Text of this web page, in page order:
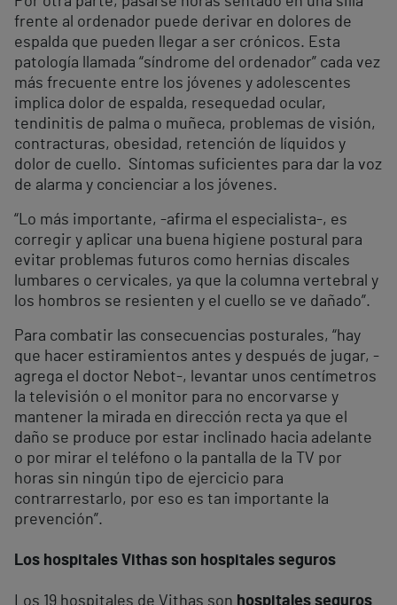
frente al ordenador puede derivar en dolores de
espalda que pueden llegar a ser crónicos. Esta
patología llamada “síndrome del ordenador” cada vez
más frecuente entre los jóvenes y adolescentes
implica dolor de espalda, resequedad ocular,
tendinitis de palma o muñeca, problemas de visión,
contracturas, obesidad, retención de líquidos y
dolor de cuello. Síntomas suficientes para dar la voz
de alarma y concienciar a los jóvenes.
“Lo más importante, -afirma el especialista-, es
corregir y aplicar una buena higiene postural para
evitar problemas futuros como hernias discales
lumbares o cervicales, ya que la columna vertebral y
los hombros se resienten y el cuello se ve dañado”.
Para combatir las consecuencias posturales, “hay
que hacer estiramientos antes y después de jugar, -
agrega el doctor Nebot-, levantar unos centímetros
la televisión o el monitor para no encorvarse y
mantener la mirada en dirección recta ya que el
daño se produce por estar inclinado hacia adelante
o por mirar el teléfono o la pantalla de la TV por
horas sin ningún tipo de ejercicio para
contrarrestarlo, por eso es tan importante la
prevención”.
Los hospitales Vithas son hospitales seguros
Los 19 hospitales de Vithas son hospitales seguros